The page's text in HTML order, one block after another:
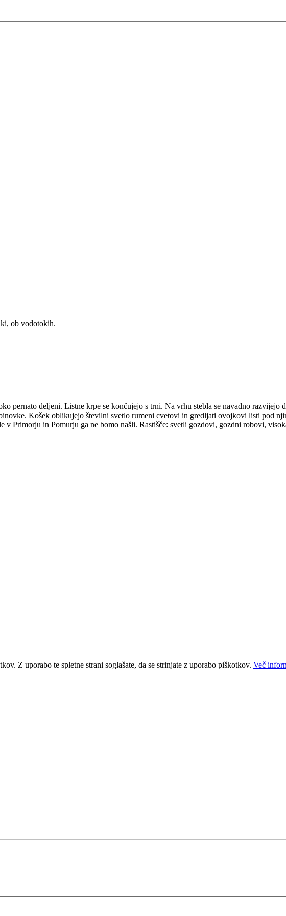
ob vodotokih.
pernato deljeni. Listne krpe se končujejo s trni. Na vrhu stebla se navadno razvijejo
Košek oblikujejo številni svetlo rumeni cvetovi in gredljati ovojkovi listi pod
Primorju in Pomurju ga ne bomo našli. Rastišče: svetli gozdovi, gozdni robovi,
Z uporabo te spletne strani soglašate, da se strinjate z uporabo piškotkov. Več